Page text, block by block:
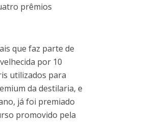
prêmios
que faz parte de
por 10
utilizados para
da destilaria, e
já foi premiado
promovido pela